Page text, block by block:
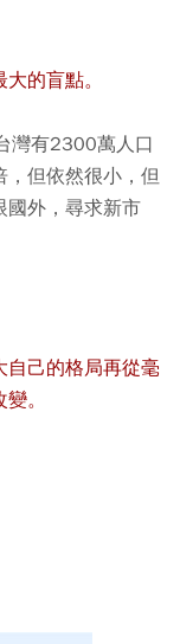
大的盲點。
灣有2300萬人口
，但依然很小，但
國外，尋求新市
自己的格局再從毫
。